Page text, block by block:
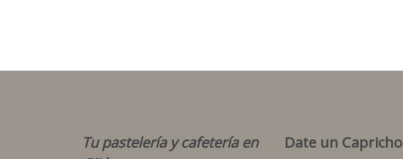
Tu pastelería y cafetería en
Date un Capricho